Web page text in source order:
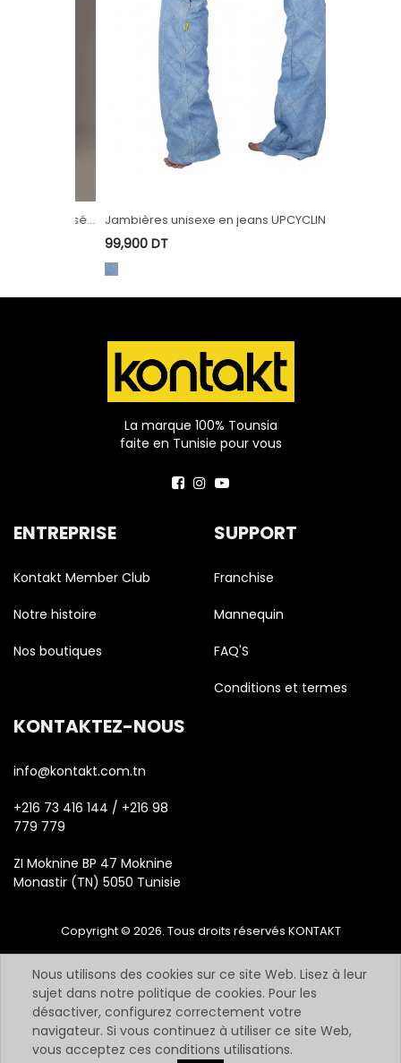
Jambières unisexe en jeans UPCYCLING
METHODS - TUNIS FASHION WEEK 2024
99,900DT
La marque 100% Tounsia
faite en Tunisie pour vous
ENTREPRISE
Kontakt Member Club
Notre histoire
Nos boutiques
SUPPORT
Franchise
Mannequin
FAQ'S
Conditions et termes
KONTAKTEZ-NOUS
info@kontakt.com.tn
+216 73 416 144 / +216 98
779 779
ZI Moknine BP 47 Moknine
Monastir (TN) 5050 Tunisie
Copyright © 2026. Tous droits réservés KONTAKT
Nous utilisons des cookies sur ce site Web. Lisez à leur
sujet dans notre politique de cookies. Pour les
désactiver, configurez correctement votre
navigateur. Si vous continuez à utiliser ce site Web,
vous acceptez ces conditions utilisations.